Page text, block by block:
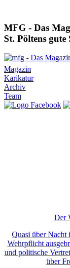
MFG - Das
St. Pöltens gute
Magazin
Karikatur
Archiv
Team
Der
Quasi über Nacht
Wehrpflicht
und politische
über